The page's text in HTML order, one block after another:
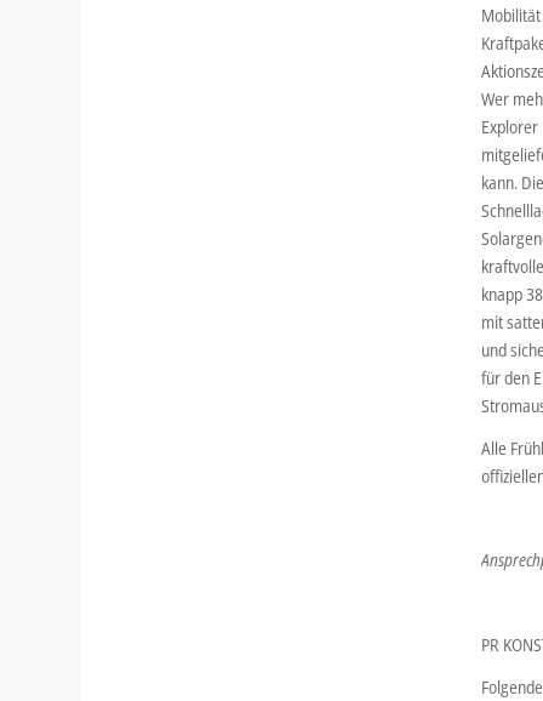
Wer
Explorer
kann.
knapp
mit
und
für den
Alle
PR